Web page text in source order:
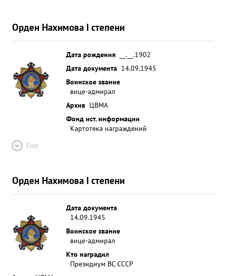
Орден Нахимова I степени
Дата рождения
__.__.1902
Дата документа 14.09.1945
Воинское звание
вице-адмирал
Архив ЦВМА
Фонд ист. информации
Картотека награждений
Ещё
Орден Нахимова I степени
Дата документа
14.09.1945
Воинское звание
вице-адмирал
Кто наградил
Президиум ВС СССР